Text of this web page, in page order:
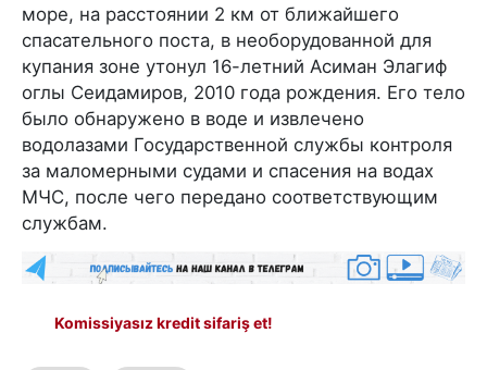
море, на расстоянии 2 км от ближайшего
спасательного поста, в необорудованной для
купания зоне утонул 16-летний Асиман Элагиф
оглы Сеидамиров, 2010 года рождения. Его тело
было обнаружено в воде и извлечено
водолазами Государственной службы контроля
за маломерными судами и спасения на водах
МЧС, после чего передано соответствующим
службам.
Komissiyasız kredit sifariş et!